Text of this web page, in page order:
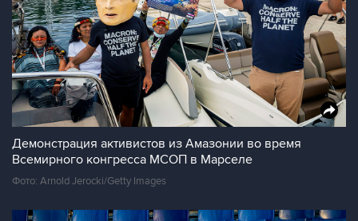
Демонстрация активистов из Амазонии во время
Всемирного конгресса МСОП в Марселе
Фото: Arnold Jerocki/Getty Images